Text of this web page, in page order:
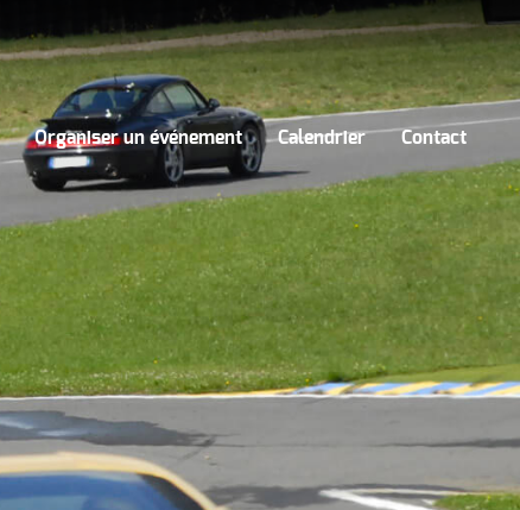
Organiser un événement Calendrier Contact